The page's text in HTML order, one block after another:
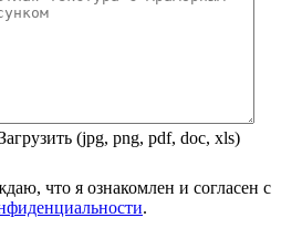
(jpg, png, pdf, doc, xls)
что я ознакомлен и согласен с
.